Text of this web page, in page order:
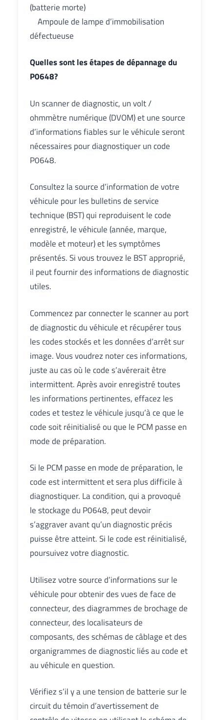
(batterie morte)
Ampoule de lampe d’immobilisation
défectueuse
Quelles sont les étapes de dépannage du
P0648?
Un scanner de diagnostic, un volt /
ohmmètre numérique (DVOM) et une source
d’informations fiables sur le véhicule seront
nécessaires pour diagnostiquer un code
P0648.
Consultez la source d’information de votre
véhicule pour les bulletins de service
technique (BST) qui reproduisent le code
enregistré, le véhicule (année, marque,
modèle et moteur) et les symptômes
présentés. Si vous trouvez le BST approprié,
il peut fournir des informations de diagnostic
utiles.
Commencez par connecter le scanner au port
de diagnostic du véhicule et récupérer tous
les codes stockés et les données d’arrêt sur
image. Vous voudrez noter ces informations,
juste au cas où le code s’avérerait être
intermittent. Après avoir enregistré toutes
les informations pertinentes, effacez les
codes et testez le véhicule jusqu’à ce que le
code soit réinitialisé ou que le PCM passe en
mode de préparation.
Si le PCM passe en mode de préparation, le
code est intermittent et sera plus difficile à
diagnostiquer. La condition, qui a provoqué
le stockage du P0648, peut devoir
s’aggraver avant qu’un diagnostic précis
puisse être atteint. Si le code est réinitialisé,
poursuivez votre diagnostic.
Utilisez votre source d’informations sur le
véhicule pour obtenir des vues de face de
connecteur, des diagrammes de brochage de
connecteur, des localisateurs de
composants, des schémas de câblage et des
organigrammes de diagnostic liés au code et
au véhicule en question.
Vérifiez s’il y a une tension de batterie sur le
circuit du témoin d’avertissement de